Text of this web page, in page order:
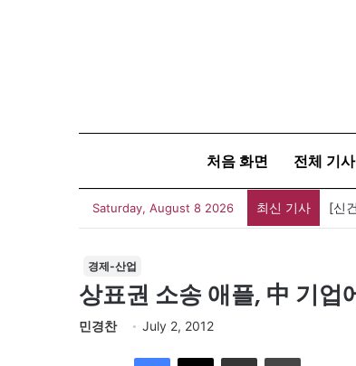
처음 화면 전체 기사
Saturday, August 8 2026 최신 기사 [신
경제-산업
상표권 소송 애플, 中 기
민경찬 July 2, 2012
이메일